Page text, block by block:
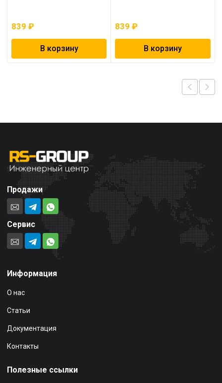
839 ₽
В корзину
839₽
В корзину
Продажи
Сервис
Информация
О нас
Статьи
Документация
Контакты
Полезные ссылки